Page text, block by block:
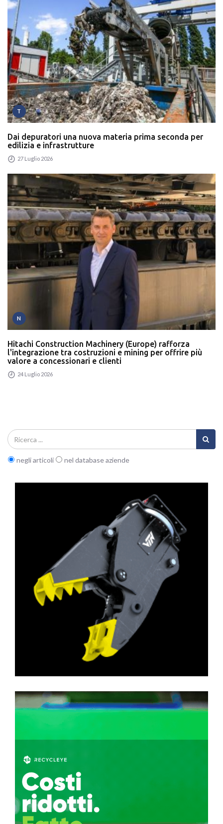
T
Dai depuratori una nuova materia prima seconda per
edilizia e infrastrutture
27 Luglio 2026
N
Hitachi Construction Machinery (Europe) rafforza
l'integrazione tra costruzioni e mining per offrire più
valore a concessionari e clienti
24 Luglio 2026
negli articoli nel database aziende